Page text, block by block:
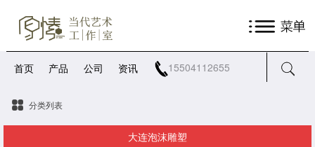
首页 产品 公司 资讯 15504112655
分类列表
大连泡沫雕塑